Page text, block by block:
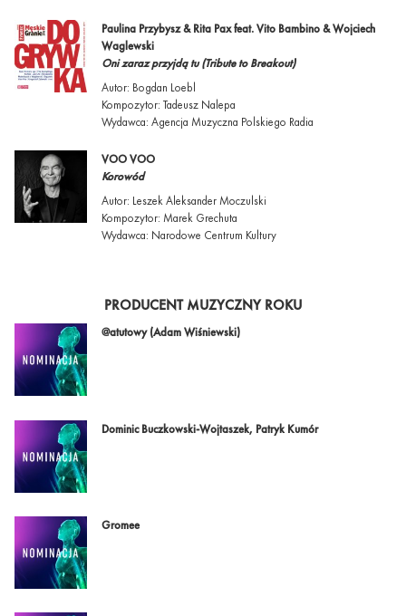
Paulina Przybysz & Rita Pax feat. Vito Bambino & Wojciech
Waglewski
Oni zaraz przyjdą tu (Tribute to Breakout)
Autor: Bogdan Loebl
Kompozytor: Tadeusz Nalepa
Wydawca: Agencja Muzyczna Polskiego Radia
VOO VOO
Korowód
Autor: Leszek Aleksander Moczulski
Kompozytor: Marek Grechuta
Wydawca: Narodowe Centrum Kultury
PRODUCENT MUZYCZNY ROKU
@atutowy (Adam Wiśniewski)
Dominic Buczkowski-Wojtaszek, Patryk Kumór
Gromee